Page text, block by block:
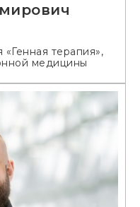
терапия»,
медицины